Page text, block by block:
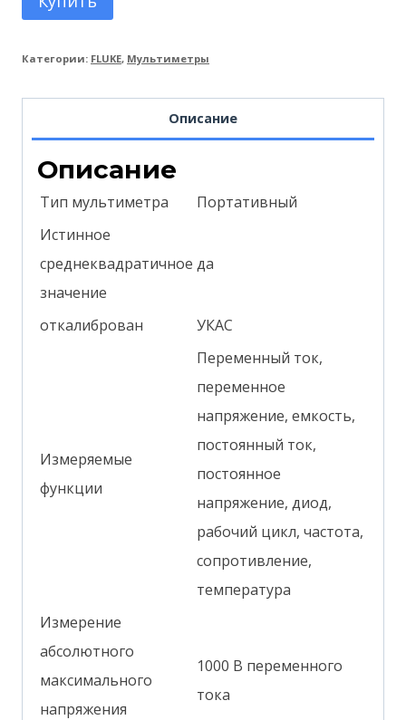
Категории: FLUKE, Мультиметры
Описание
Описание
Тип мультиметра
Портативный
Истинное
среднеквадратичное
значение
да
откалиброван УКАС
Измеряемые
функции
Переменный ток,
переменное
напряжение, емкость,
постоянный ток,
постоянное
напряжение, диод,
рабочий цикл, частота,
сопротивление,
температура
Измерение
абсолютного
максимального
напряжения
1000 В переменного
тока